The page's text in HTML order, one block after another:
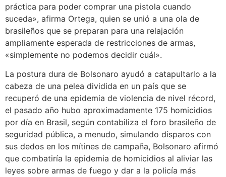
práctica para poder comprar una pistola cuando
suceda», afirma Ortega, quien se unió a una ola de
brasileños que se preparan para una relajación
ampliamente esperada de restricciones de armas,
«simplemente no podemos decidir cuál».
La postura dura de Bolsonaro ayudó a catapultarlo a la
cabeza de una pelea dividida en un país que se
recuperó de una epidemia de violencia de nivel récord,
el pasado año hubo aproximadamente 175 homicidios
por día en Brasil, según contabiliza el foro brasileño de
seguridad pública, a menudo, simulando disparos con
sus dedos en los mítines de campaña, Bolsonaro afirmó
que combatiría la epidemia de homicidios al aliviar las
leyes sobre armas de fuego y dar a la policía más